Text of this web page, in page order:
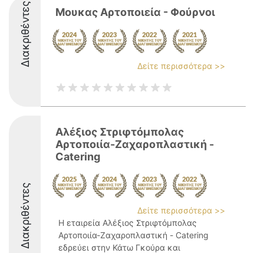
Διακριθέντες Μουκας Αρτοποιεία - Φούρνοι
Δείτε περισσότερα >>
Διακριθέντες
Αλέξιος Στριφτόμπολας
Αρτοποιία-Ζαχαροπλαστική -
Catering
Δείτε περισσότερα >>
Η εταιρεία Αλέξιος Στριφτόμπολας
Αρτοποιία-Ζαχαροπλαστική - Catering
εδρεύει στην Κάτω Γκούρα και